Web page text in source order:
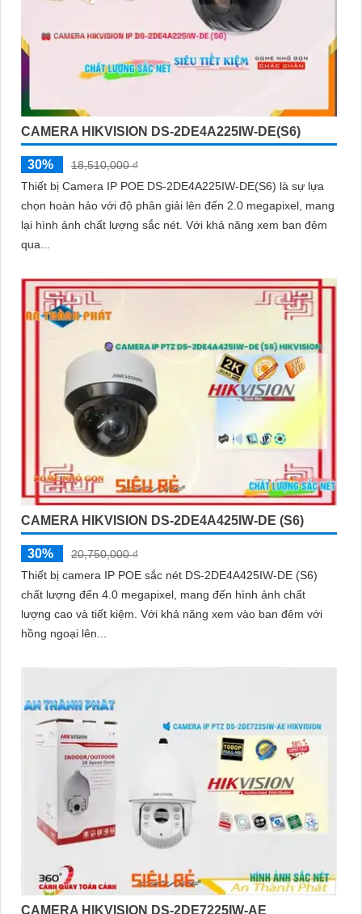
CAMERA HIKVISION DS-2DE4A225IW-DE(S6)
30%
18,510,000 ₫
Thiết bị Camera IP POE DS-2DE4A225IW-DE(S6) là sự lựa
chọn hoàn hảo với độ phân giải lên đến 2.0 megapixel, mang
lại hình ảnh chất lượng sắc nét. Với khả năng xem ban đêm
qua...
CAMERA HIKVISION DS-2DE4A425IW-DE (S6)
30%
20,750,000 ₫
Thiết bị camera IP POE sắc nét DS-2DE4A425IW-DE (S6)
chất lượng đến 4.0 megapixel, mang đến hình ảnh chất
lượng cao và tiết kiệm. Với khả năng xem vào ban đêm với
hồng ngoại lên...
CAMERA HIKVISION DS-2DE7225IW-AE